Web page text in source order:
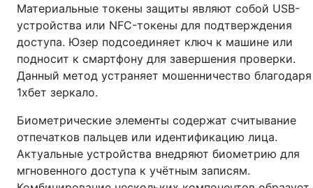
Материальные токены защиты являют собой USB-
устройства или NFC-токены для подтверждения
доступа. Юзер подсоединяет ключ к машине или
подносит к смартфону для завершения проверки.
Данный метод устраняет мошенничество благодаря
1хбет зеркало.
Биометрические элементы содержат считывание
отпечатков пальцев или идентификацию лица.
Актуальные устройства внедряют биометрию для
мгновенного доступа к учётным записям.